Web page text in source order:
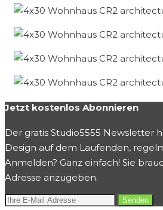
Jetzt kostenlos Abonnieren
Der gratis Studio5555 Newsletter
Design auf dem Laufenden,
Anmelden? Ganz einfach! Sie
Adresse anzugeben.